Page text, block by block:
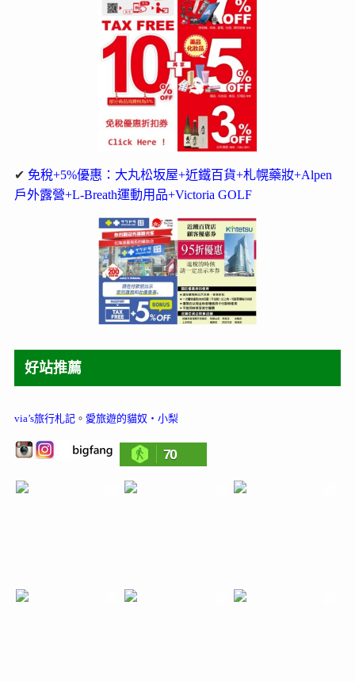
✔ 免稅+5%優惠：大丸松坂屋+近鐵百貨+札幌藥妝+Alpen
戶外露營+L-Breath運動用品+Victoria GOLF
好站推薦
via’s旅行札記。 愛旅遊的貓奴‧小梨
70